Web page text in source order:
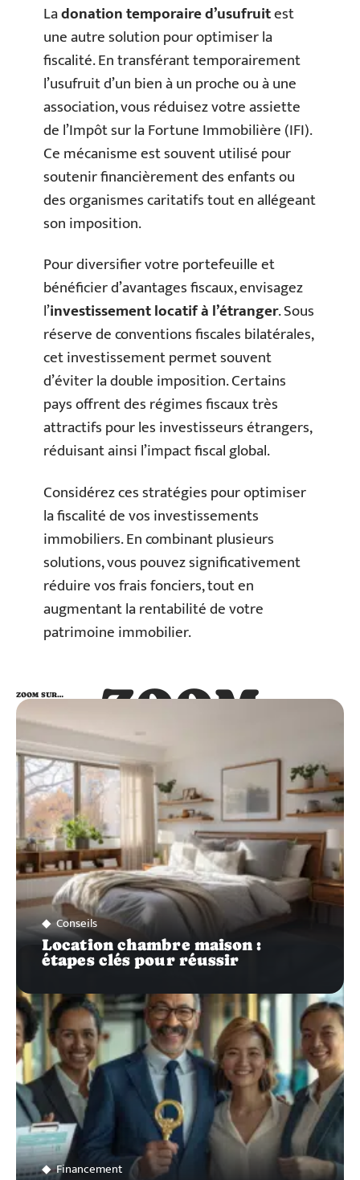
Ladonation temporaire d’usufruitest
une autre solution pour optimiser la
fiscalité. En transférant temporairement
l’usufruit d’un bien à un proche ou à une
association, vous réduisez votre assiette
de l’Impôt sur la Fortune Immobilière (IFI).
Ce mécanisme est souvent utilisé pour
soutenir financièrement des enfants ou
des organismes caritatifs tout en allégeant
son imposition.
Pour diversifier votre portefeuille et
bénéficier d’avantages fiscaux, envisagez
l’investissement locatif à l’étranger. Sous
réserve de conventions fiscales bilatérales,
cet investissement permet souvent
d’éviter la double imposition. Certains
pays offrent des régimes fiscaux très
attractifs pour les investisseurs étrangers,
réduisant ainsi l’impact fiscal global.
Considérez ces stratégies pour optimiser
la fiscalité de vos investissements
immobiliers. En combinant plusieurs
solutions, vous pouvez significativement
réduire vos frais fonciers, tout en
augmentant la rentabilité de votre
patrimoine immobilier.
ZOOM
SUR…
ZOOM SUR…
Conseils
Location chambre maison :
étapes clés pour réussir
Financement